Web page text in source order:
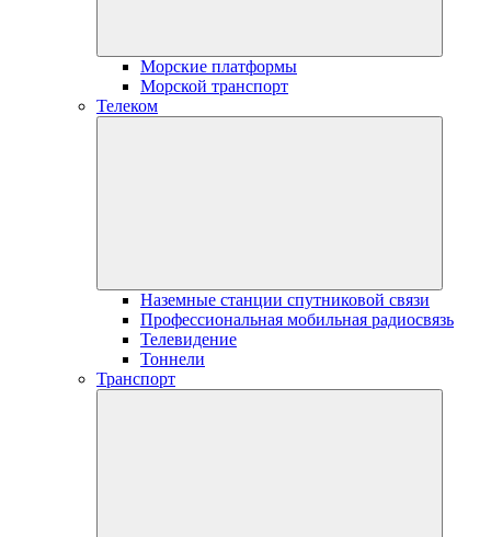
Морские платформы
Морской транспорт
Телеком
Наземные станции спутниковой связи
Профессиональная мобильная радиосвязь
Телевидение
Тоннели
Транспорт